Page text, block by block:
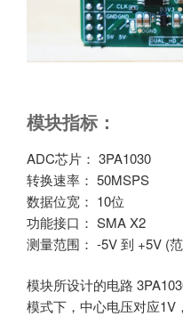
模块指标：
ADC芯片： 3PA1030
转换速率： 50MSPS
数据位宽： 10位
功能接口： SMA X2
测量范围： -5V 到 +5V (
模块所设计的电路
模式下，中心电压对应1V